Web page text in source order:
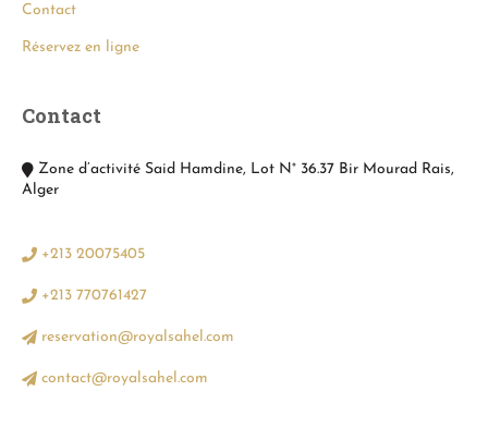
Contact
Réservez en ligne
Contact
Zone d’activité Said Hamdine, Lot N° 36.37 Bir Mourad Rais,
Alger
+213 20075405
+213 770761427
reservation@royalsahel.com
contact@royalsahel.com